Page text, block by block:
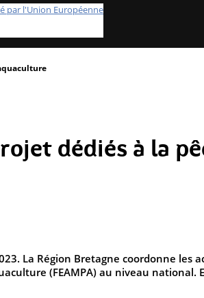
dédiés à la
La Région Bretagne coordonne les
(FEAMPA) au niveau national.